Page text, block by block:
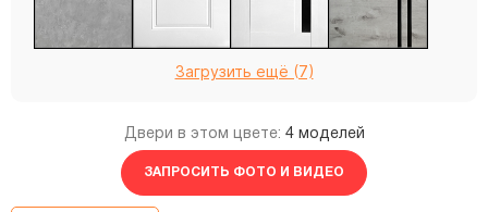
Загрузить ещё (7)
Двери в этом цвете: 4 моделей
ЗАПРОСИТЬ ФОТО И ВИДЕО